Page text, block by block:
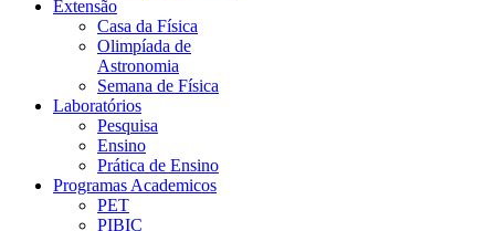
Extensão
Casa da Física
Olimpíada de
Astronomia
Semana de Física
Laboratórios
Pesquisa
Ensino
Prática de Ensino
Programas Academicos
PET
PIBIC